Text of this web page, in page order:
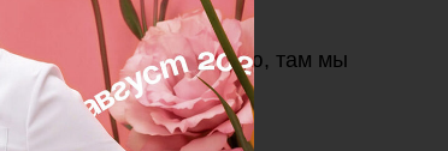
Листайте галерею, там мы